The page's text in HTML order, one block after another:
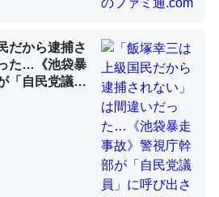
Show 8を設定中でした。Prime
行もできる。一生で親と会える残
1週間とかの人が多いそうだけど、
に伸ばす効果があるはず……
だから逮捕さ
た…《池袋暴
「自民党議
逮捕を見送っ